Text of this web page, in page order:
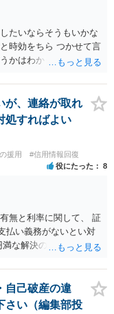
たいならそうもいかな
時効をちら つかせて言
かはわかりませんが。
が、連絡が取れ
処すればよい
援用 #信用情報回復
役にたった 8
無と利率に関して、 証
払い義務がないとい対
な解決のため、一定程
合、あらためて弁護士
自己破産の違
さい（編集部投